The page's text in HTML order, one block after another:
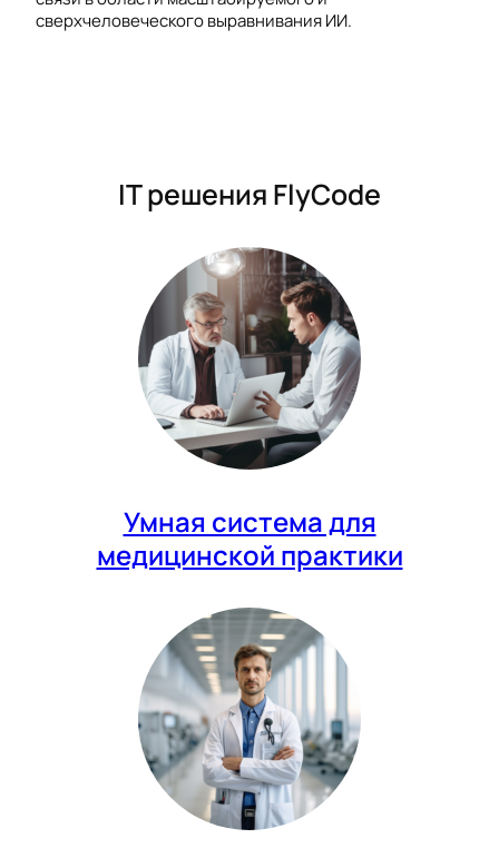
сверхчеловеческого выравнивания ИИ.
IT решения FlyCode
Умная система для
медицинской практики